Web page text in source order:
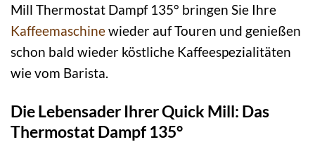
Mill Thermostat Dampf 135° bringen Sie Ihre
Kaffeemaschinewieder auf Touren und genießen
schon bald wieder köstliche Kaffeespezialitäten
wie vom Barista.
Die Lebensader Ihrer Quick Mill: Das
Thermostat Dampf 135°